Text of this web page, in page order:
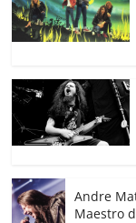
e
b
o
o
k
er
Andre
Maestro